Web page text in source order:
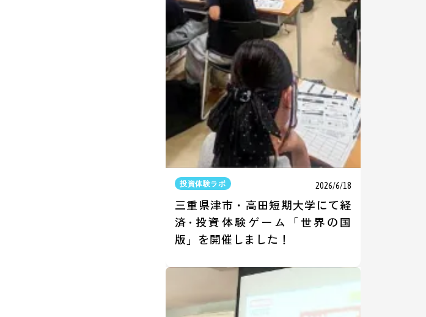
投資体験ラボ 2026/6/18
三重県津市・高田短期大学にて経
済･投資体験ゲーム「世界の国
版」を開催しました！